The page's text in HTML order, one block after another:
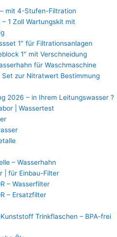
mit 4-Stufen-Filtration
– 1 Zoll Wartungskit mit
1″ für Filtrationsanlagen
1″ mit Verschneidung
für Waschmaschine
zur Nitratwert Bestimmung
2026 – in Ihrem Leitungswasser ?
| Wassertest
– Wasserhahn
| für Einbau-Filter
– Wasserfilter
– Ersatzfilter
Trinkflaschen – BPA-frei